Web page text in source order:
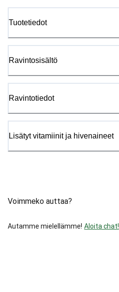
Tuotetiedot
Ravintosisältö
Ravintotiedot
Lisätyt vitamiinit ja hivenaineet
Voimmeko auttaa?
Autamme mielellämme! Aloita chat!